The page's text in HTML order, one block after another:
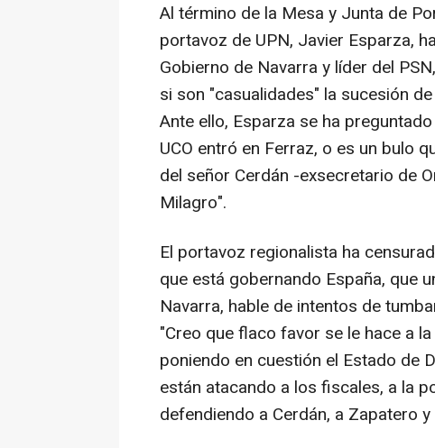
Al término de la Mesa y Junta de
portavoz de UPN, Javier Esparza,
Gobierno de Navarra y líder del
si son "casualidades" la sucesión
Ante ello, Esparza se ha
UCO entró en Ferraz, o es un bulo
del señor Cerdán -exsecretario de
Milagro".
El portavoz regionalista ha
que está gobernando España, que
Navarra, hable de intentos de
"Creo que flaco favor se le hace a
poniendo en cuestión el Estado de
están atacando a los fiscales, a la
defendiendo a Cerdán, a Zapatero